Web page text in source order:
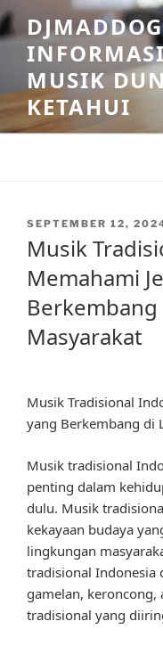
Skip
to
content
MUSIK
KETAHUI
POSTED
SEPTEMBER 12,
Musik
Memahami
Masyarakat
Musik Tradisional
yang Berkembang di
Musik tradisional
penting dalam
dulu. Musik
kekayaan budaya
lingkungan
tradisional Indonesia
gamelan,
tradisional yang